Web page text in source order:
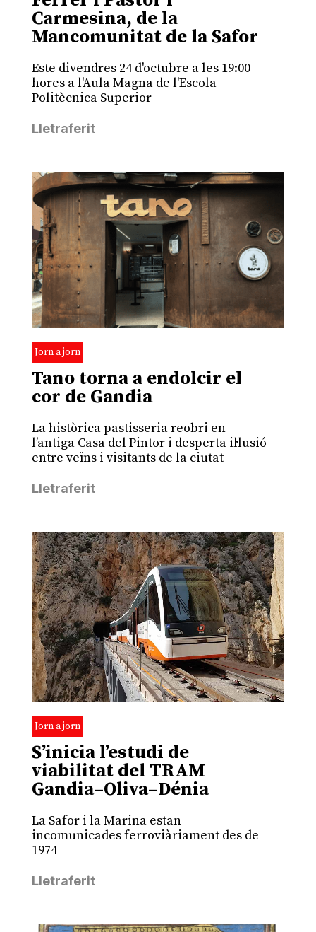
Carmesina, de la
Mancomunitat de la Safor
Este divendres 24 d'octubre a les 19:00
hores a l'Aula Magna de l'Escola
Politècnica Superior
Lletraferit
Jorn a jorn
Tano torna a endolcir el
cor de Gandia
La històrica pastisseria reobri en
l’antiga Casa del Pintor i desperta il·lusió
entre veïns i visitants de la ciutat
Lletraferit
Jorn a jorn
S’inicia l’estudi de
viabilitat del TRAM
Gandia–Oliva–Dénia
La Safor i la Marina estan
incomunicades ferroviàriament des de
1974
Lletraferit